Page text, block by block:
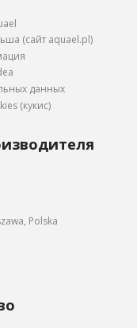
(сайт aquael.pl)
данных
(кукис)
Polska